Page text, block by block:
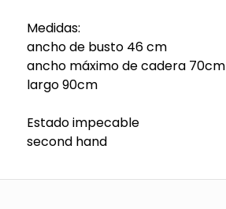
Medidas:
ancho de busto 46 cm
ancho máximo de cadera 70cm
largo 90cm
Estado impecable
second hand